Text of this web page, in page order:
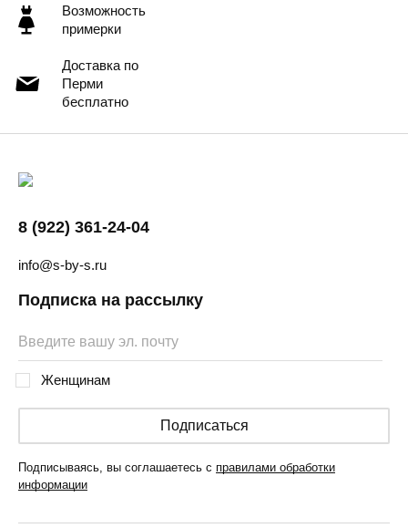
Возможность
примерки
Доставка по
Перми
бесплатно
8 (922) 361-24-04
info@s-by-s.ru
Подписка на рассылку
Женщинам
Подписаться
Подписываясь, вы соглашаетесь с правилами обработки
информации